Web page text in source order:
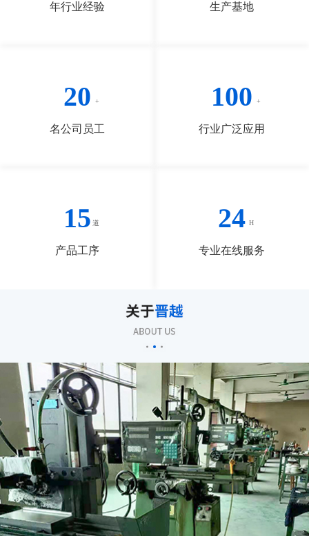
年行业经验 生产基地
20
名公司员工
100
行业广泛应用
15
产品工序
24
专业在线服务